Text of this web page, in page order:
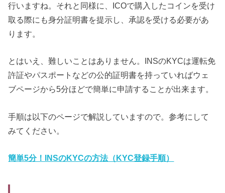
行いますね。それと同様に、ICOで購入したコインを受け
取る際にも身分証明書を提示し、承認を受ける必要があ
ります。
とはいえ、難しいことはありません。INSのKYCは運転免
許証やパスポートなどの公的証明書を持っていればウェ
ブページから5分ほどで簡単に申請することが出来ます。
手順は以下のページで解説していますので。参考にして
みてください。
簡単5分！INSのKYCの方法（KYC登録手順）